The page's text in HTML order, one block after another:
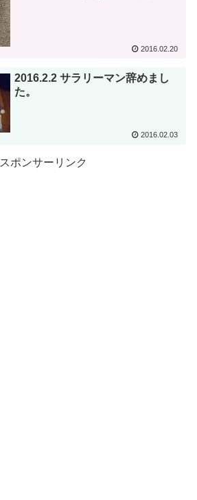
2016.02.20
2016.2.2 サラリーマン辞めまし
た。
2016.02.03
スポンサーリンク